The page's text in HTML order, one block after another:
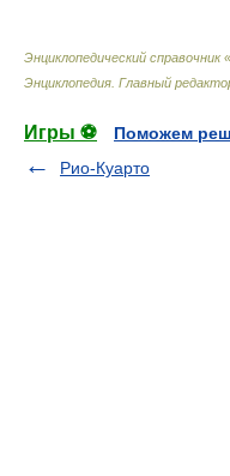
Энциклопедический
Энциклопедия Главный
Игры ⚽
Поможем
Рио-Куарто